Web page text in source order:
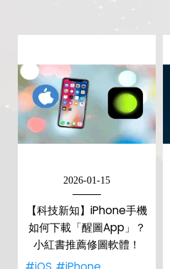
2026-01-15
【科技新知】iPhone手機
如何下載「醒圖App」？
小紅書推薦修圖軟體！